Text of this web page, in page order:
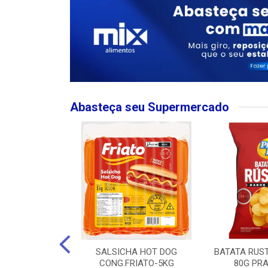
Abasteça seu Supermercado
SALSICHA HOT DOG
CONG.FRIATO-5KG
BATATA
80G